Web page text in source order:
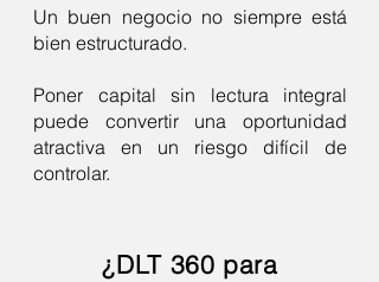
Un buen negocio no siempre está
bien estructurado.
Poner capital sin lectura integral
puede convertir una oportunidad
atractiva en un riesgo difícil de
controlar.
¿DLT 360 para